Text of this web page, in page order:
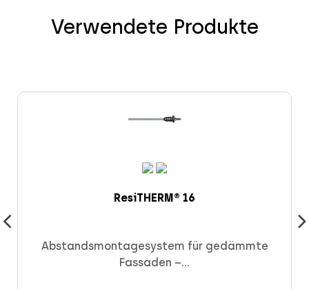
Verwendete Produkte
ResiTHERM® 16
Abstandsmontagesystem für gedämmte
Fassaden –...